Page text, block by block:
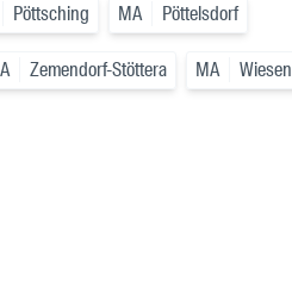
Pöttsching MA Pöttelsdorf
Zemendorf-Stöttera MA Wiesen